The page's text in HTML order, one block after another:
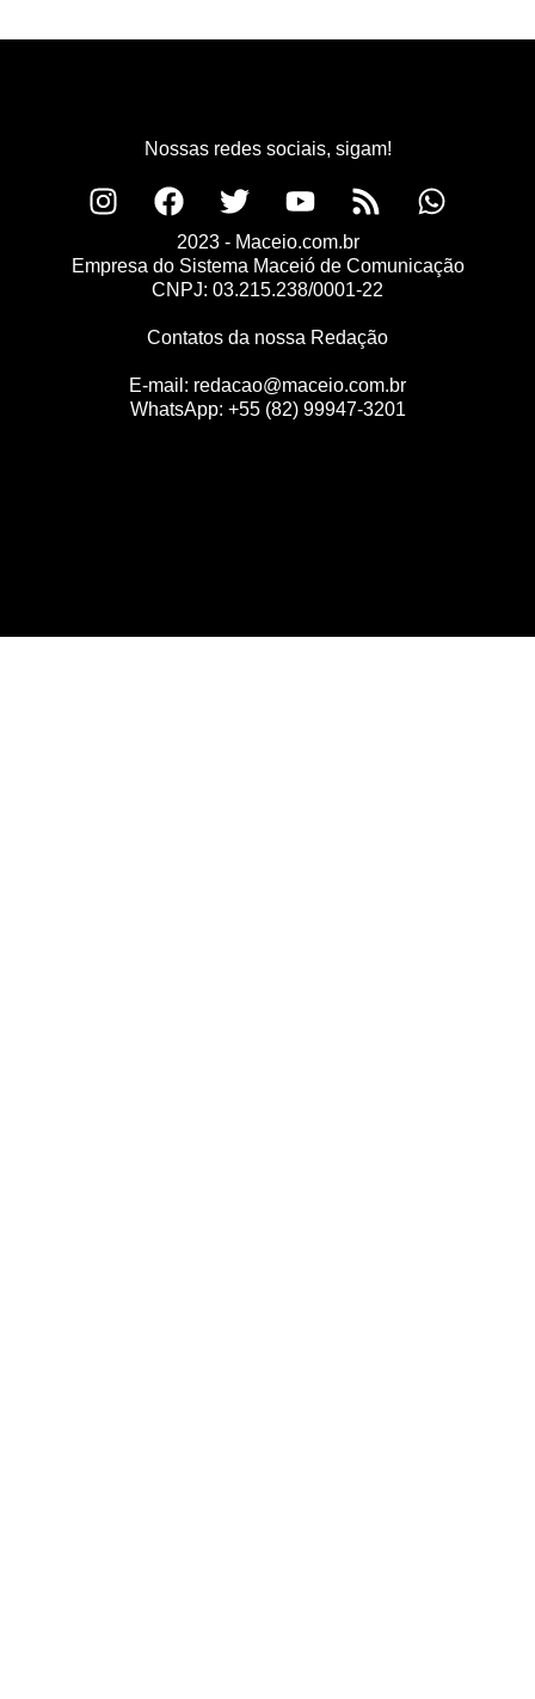
Nossas redes sociais, sigam!
2023 - Maceio.com.br
Empresa do Sistema Maceió de Comunicação
CNPJ: 03.215.238/0001-22
Contatos da nossa Redação
E-mail: redacao@maceio.com.br
WhatsApp: +55 (82) 99947-3201